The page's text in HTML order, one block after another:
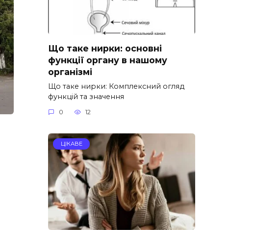
Що таке нирки: основні
функції органу в нашому
організмі
Що таке нирки: Комплексний огляд
функцій та значення
0 12
ЦІКАВЕ